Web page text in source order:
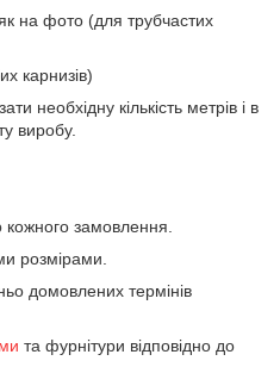
на фото (для трубчастих
карнизів)
необхідну кількість метрів і в
виробу.
кожного замовлення.
розмірами.
домовлених термінів
та фурнітури відповідно до